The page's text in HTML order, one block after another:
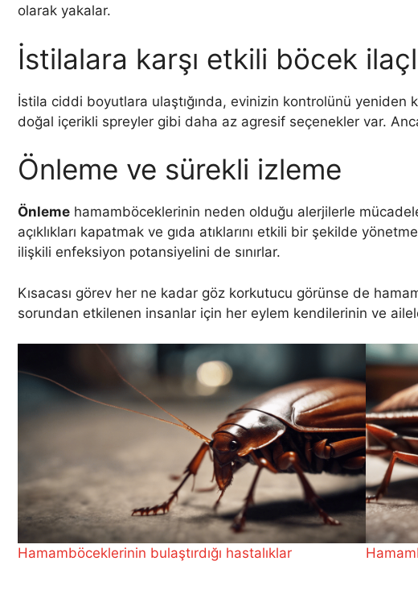
olarak yakalar.
İstilalara karşı etkili böcek
İstila ciddi boyutlara ulaştığında, evinizin kontrolünü
doğal içerikli spreyler gibi daha az agresif seçenekler var.
Önleme ve sürekli izleme
Önleme hamamböceklerinin neden olduğu alerjilerle
açıklıkları kapatmak ve gıda atıklarını etkili bir şekilde
ilişkili enfeksiyon potansiyelini de sınırlar.
Kısacası görev her ne kadar göz korkutucu görünse de
sorundan etkilenen insanlar için her eylem kendilerinin ve
Hamamböceklerinin bulaştırdığı hastalıklar